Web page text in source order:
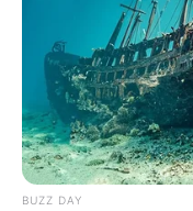
BUZZ DAY